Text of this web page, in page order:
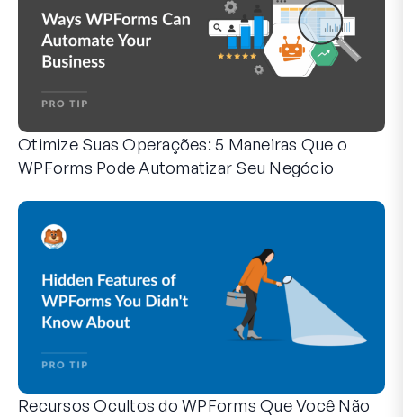
Otimize Suas Operações: 5 Maneiras Que o
WPForms Pode Automatizar Seu Negócio
Recursos Ocultos do WPForms Que Você Não